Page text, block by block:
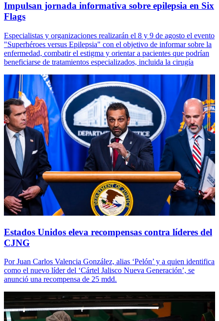
Impulsan jornada informativa sobre epilepsia en Six
Flags
Especialistas y organizaciones realizarán el 8 y 9 de agosto el evento
"Superhéroes versus Epilepsia" con el objetivo de informar sobre la
enfermedad, combatir el estigma y orientar a pacientes que podrían
beneficiarse de tratamientos especializados, incluida la cirugía
Estados Unidos eleva recompensas contra líderes del
CJNG
Por Juan Carlos Valencia González, alias ‘Pelón’ y a quien identifica
como el nuevo líder del ‘Cártel Jalisco Nueva Generación’, se
anunció una recompensa de 25 mdd.